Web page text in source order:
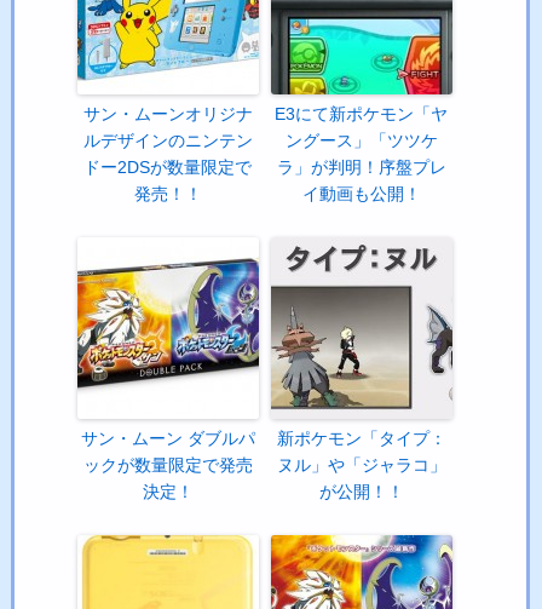
サン・ムーンオリジナ
ルデザインのニンテン
ドー2DSが数量限定で
発売！！
E3にて新ポケモン「ヤ
ングース」「ツツケ
ラ」が判明！序盤プレ
イ動画も公開！
サン・ムーン ダブルパ
ックが数量限定で発売
決定！
新ポケモン「タイプ：
ヌル」や「ジャラコ」
が公開！！